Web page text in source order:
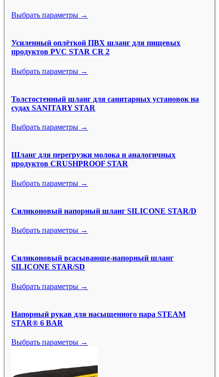
Выбрать параметры →
Усиленный оплёткой ПВХ шланг для пищевых
продуктов PVC STAR CR 2
Выбрать параметры →
Толстостенный шланг для санитарных установок на
судах SANITARY STAR
Выбрать параметры →
Шланг для перегрузки молока и аналогичных
продуктов CRUSHPROOF STAR
Выбрать параметры →
Силиконовый напорный шланг SILICONE STAR/D
Выбрать параметры →
Силиконовый всасывающе-напорный шланг
SILICONE STAR/SD
Выбрать параметры →
Напорный рукав для насыщенного пара STEAM
STAR® 6 BAR
Выбрать параметры →